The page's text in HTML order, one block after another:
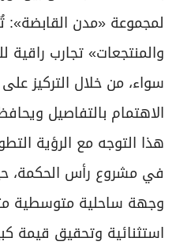
لمجموعة «مدن القابضة»:
والمنتجعات» تجارب
سواء، من خلال التركيز
الاهتمام بالتفاصيل
هذا التوجه مع الرؤية
في مشروع رأس الحكمة،
وجهة ساحلية متوسطية
استثنائية وتحقيق قيمة